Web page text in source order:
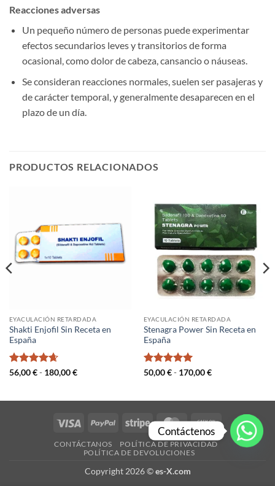
Reacciones adversas
Un pequeño número de personas puede experimentar
efectos secundarios leves y transitorios de forma
ocasional, como dolor de cabeza, cansancio o náuseas.
Se consideran reacciones normales, suelen ser pasajeras y
de carácter temporal, y generalmente desaparecen en el
plazo de un día.
PRODUCTOS RELACIONADOS
EYACULACIÓN RETARDADA
Shakti Enjofil Sin Receta en
España
Valorado
56,00€ - 180,00€Rango
56,00 €
180,00 €
EYACULACIÓN RETARDADA
Stenagra Power Sin Receta en
España
Valorado
50,00€ - 170,00€Rango
50,00 €
170,00 €
Visa PayPal Stripe MasterCardCash
On
Delivery
CONTÁCTANOS
POLÍTICA DE PRIVACIDAD
POLÍTICA DE DEVOLUCIONES
Copyright 2026 ©es-X.com
Contáctenos